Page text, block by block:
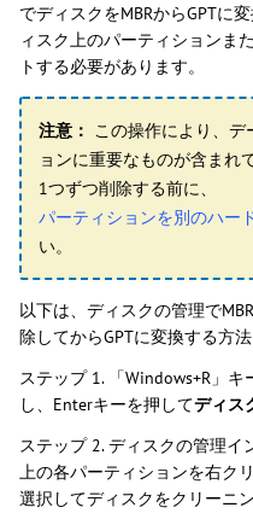
でディスクをMBRからGPTに
ィスク上のパーティションま
トする必要があります。
注意： この操作により、デ
ョンに重要なものが含まれ
1つずつ削除する前に、
パーティションを別のハー
い。
以下は、ディスクの管理で
除してからGPTに変換する方
ステップ 1. 「Windows+R」
し、Enterキーを押してディス
ステップ 2. ディスクの管理イ
上の各パーティションを右ク
選択してディスクをクリーニン